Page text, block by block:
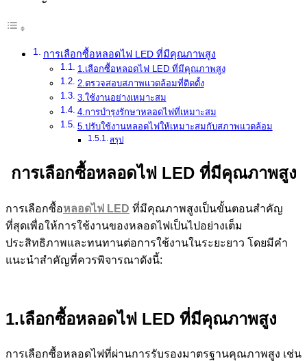
การเลือกซื้อหลอดไฟ LED ที่มีคุณภาพสูง
1.เลือกซื้อหลอดไฟ LED ที่มีคุณภาพสูง
2.ตรวจสอบสภาพแวดล้อมที่ติดตั้ง
3.ใช้งานอย่างเหมาะสม
4.การบำรุงรักษาหลอดไฟที่เหมาะสม
5.ปรับใช้งานหลอดไฟให้เหมาะสมกับสภาพแวดล้อม
สรุป
การเลือกซื้อหลอดไฟ LEDที่มีคุณภาพสูง
การเลือกซื้อหลอดไฟ LED ที่มีคุณภาพสูงเป็นขั้นตอนสำคัญ
ที่สุดเพื่อให้การใช้งานของหลอดไฟเป็นไปอย่างเต็ม
ประสิทธิภาพและทนทานต่อการใช้งานในระยะยาว โดยมีคำ
แนะนำสำคัญที่ควรพิจารณาดังนี้:
1.เลือกซื้อหลอดไฟ LED ที่มีคุณภาพสูง
การเลือกซื้อหลอดไฟที่ผ่านการรับรองมาตรฐานคุณภาพสูง เช่น